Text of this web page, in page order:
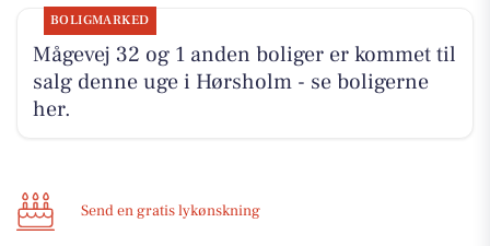
BOLIGMARKED
Mågevej 32 og 1 anden boliger er kommet til
salg denne uge i Hørsholm - se boligerne
her.
Send en gratis lykønskning